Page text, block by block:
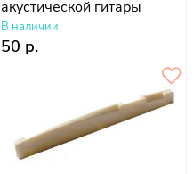
акустической гитары
В наличии
50 р.